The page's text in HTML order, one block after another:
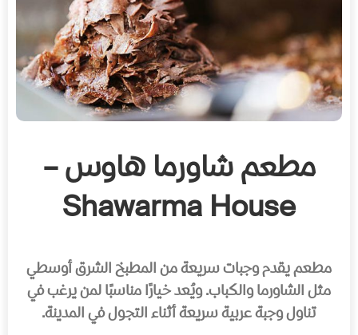
مطعم شاورما هاوس –
Shawarma House
مطعم يقدم وجبات سريعة من المطبخ الشرق أوسطي
مثل الشاورما والكباب. ويُعد خيارًا مناسبًا لمن يرغب في
تناول وجبة عربية سريعة أثناء التجول في المدينة.